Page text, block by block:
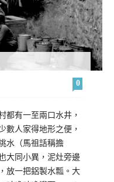
0
都有一至兩口水井，
數人家得地形之便，
水（馬祖話稱擔
大同小異，泥灶旁邊
放一把鋁製水瓢。大